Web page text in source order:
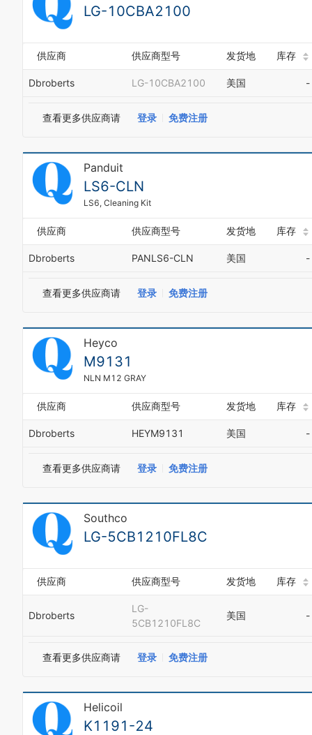
LG-10CBA2100
供应商 供应商型号 发货地 库存
Dbroberts LG-10CBA2100 美国 -
查看更多供应商请 登录 免费注册
Panduit
LS6-CLN
LS6, Cleaning Kit
供应商 供应商型号 发货地 库存
Dbroberts PANLS6-CLN 美国 -
查看更多供应商请 登录 免费注册
Heyco
M9131
NLN M12 GRAY
供应商 供应商型号 发货地 库存
Dbroberts HEYM9131 美国 -
查看更多供应商请 登录 免费注册
Southco
LG-5CB1210FL8C
供应商 供应商型号 发货地 库存
Dbroberts
LG-
5CB1210FL8C
美国 -
查看更多供应商请 登录 免费注册
Helicoil
K1191-24